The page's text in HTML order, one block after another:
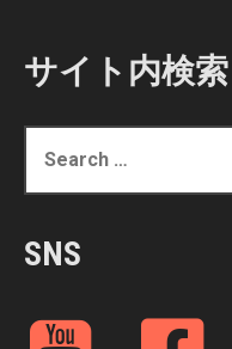
サイト内検索
a
c
SNS
Y
F